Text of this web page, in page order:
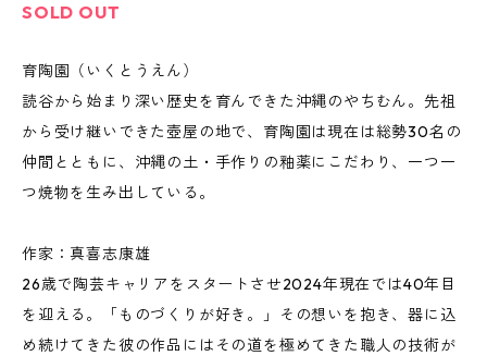
SOLD OUT
育陶園（いくとうえん）
読谷から始まり深い歴史を育んできた沖縄のやちむん。先祖
から受け継いできた壺屋の地で、育陶園は現在は総勢30名の
仲間とともに、沖縄の土・手作りの釉薬にこだわり、一つ一
つ焼物を生み出している。
作家：真喜志康雄
26歳で陶芸キャリアをスタートさせ2024年現在では40年目
を迎える。「ものづくりが好き。」その想いを抱き、器に込
め続けてきた彼の作品にはその道を極めてきた職人の技術が